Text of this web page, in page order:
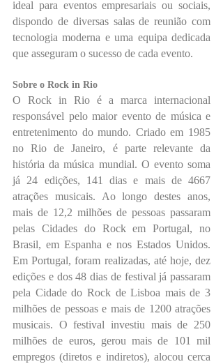
ideal para eventos empresariais ou sociais,
dispondo de diversas salas de reunião com
tecnologia moderna e uma equipa dedicada
que asseguram o sucesso de cada evento.
Sobre o Rock in Rio
O Rock in Rio é a marca internacional
responsável pelo maior evento de música e
entretenimento do mundo. Criado em 1985
no Rio de Janeiro, é parte relevante da
história da música mundial. O evento soma
já 24 edições, 141 dias e mais de 4667
atrações musicais. Ao longo destes anos,
mais de 12,2 milhões de pessoas passaram
pelas Cidades do Rock em Portugal, no
Brasil, em Espanha e nos Estados Unidos.
Em Portugal, foram realizadas, até hoje, dez
edições e dos 48 dias de festival já passaram
pela Cidade do Rock de Lisboa mais de 3
milhões de pessoas e mais de 1200 atrações
musicais. O festival investiu mais de 250
milhões de euros, gerou mais de 101 mil
empregos (diretos e indiretos), alocou cerca